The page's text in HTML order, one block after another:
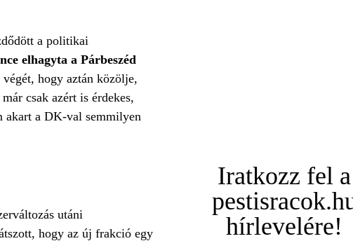
a politikai
elhagyta a Párbeszéd
végét, hogy aztán közölje,
csak azért is érdekes,
akart a DK-val semmilyen
utáni
hogy az új frakció egy
Iratkozz fel a
hírlevelére!